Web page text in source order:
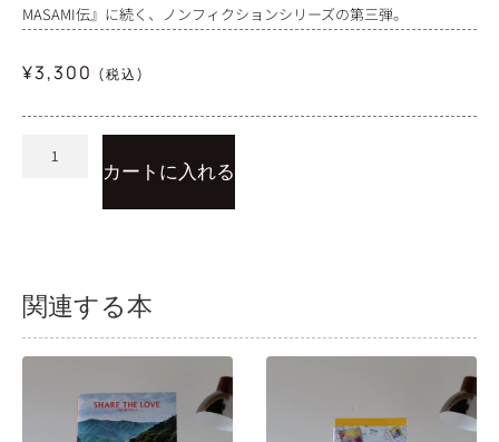
MASAMI伝』に続く、ノンフィクションシリーズの第三弾。
¥3,300 (税込)
カートに入れる
関連する本